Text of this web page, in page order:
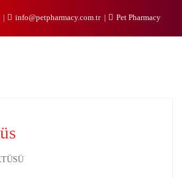
info@petpharmacy.com.tr Pet Pharmacy